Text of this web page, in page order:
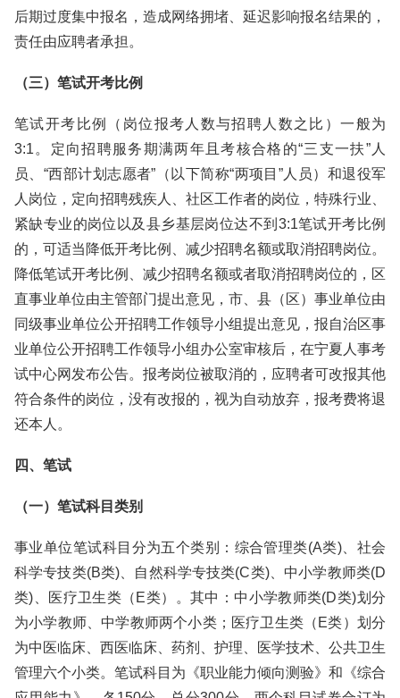
后期过度集中报名，造成网络拥堵、延迟影响报名结果的，
责任由应聘者承担。
（三）笔试开考比例
笔试开考比例（岗位报考人数与招聘人数之比）一般为
3:1。定向招聘服务期满两年且考核合格的“三支一扶”人
员、“西部计划志愿者”（以下简称“两项目”人员）和退役军
人岗位，定向招聘残疾人、社区工作者的岗位，特殊行业、
紧缺专业的岗位以及县乡基层岗位达不到3:1笔试开考比例
的，可适当降低开考比例、减少招聘名额或取消招聘岗位。
降低笔试开考比例、减少招聘名额或者取消招聘岗位的，区
直事业单位由主管部门提出意见，市、县（区）事业单位由
同级事业单位公开招聘工作领导小组提出意见，报自治区事
业单位公开招聘工作领导小组办公室审核后，在宁夏人事考
试中心网发布公告。报考岗位被取消的，应聘者可改报其他
符合条件的岗位，没有改报的，视为自动放弃，报考费将退
还本人。
四、笔试
（一）笔试科目类别
事业单位笔试科目分为五个类别：综合管理类(A类)、社会
科学专技类(B类)、自然科学专技类(C类)、中小学教师类(D
类)、医疗卫生类（E类）。其中：中小学教师类(D类)划分
为小学教师、中学教师两个小类；医疗卫生类（E类）划分
为中医临床、西医临床、药剂、护理、医学技术、公共卫生
管理六个小类。笔试科目为《职业能力倾向测验》和《综合